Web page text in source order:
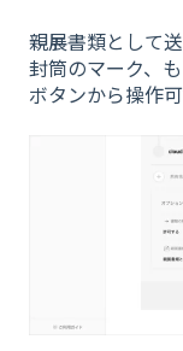
親展書類として
封筒のマーク、
ボタンから操作可